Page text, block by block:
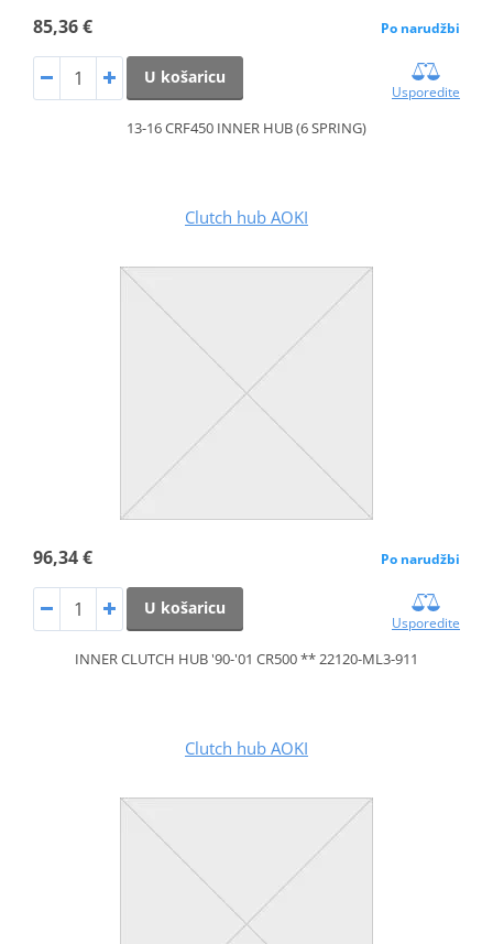
85,36 € Po narudžbi
U košaricu
Usporedite
13-16 CRF450 INNER HUB (6 SPRING)
Clutch hub AOKI
96,34 € Po narudžbi
U košaricu
Usporedite
INNER CLUTCH HUB '90-'01 CR500 ** 22120-ML3-911
Clutch hub AOKI